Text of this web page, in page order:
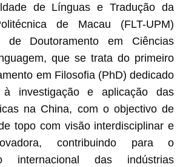
de Línguas e Tradução da
de Macau (FLT-UPM)
de Doutoramento em Ciências
que se trata do primeiro
em Filosofia (PhD) dedicado
à investigação e aplicação das
na China, com o objectivo de
topo com visão interdisciplinar e
contribuindo para o
internacional das indústrias